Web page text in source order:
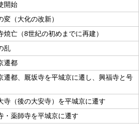
開始
変（大化の改新）
焼亡（8世紀の初めまでに再建）
乱
遷都
遷都、厩坂寺を平城京に遷し、興福寺と号
寺（後の大安寺）を平城京に遷す
・薬師寺を平城京に遷す